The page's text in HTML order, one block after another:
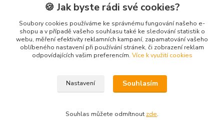
Ing. Michal Vaněk
+420 603 332 100
(Po-Pá, 10-17 hod.)
info@vyhodnynakup.eu
🍪 Jak byste rádi své cookies?
Soubory cookies používáme ke správnému fungování našeho e-
shopu a v případě vašeho souhlasu také ke sledování statistik o
webu, měření efektivity reklamních kampaní, zapamatování vašeho
oblíbeného nastavení při používání stránek, či zobrazení reklam
odpovídajících vašim preferencím. Více k využití cookies
Nastavení Souhlasím
Souhlas můžete odmítnout zde.